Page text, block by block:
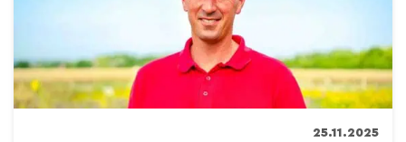
25.11.2025